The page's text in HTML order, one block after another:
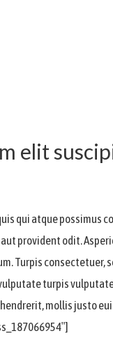
elit
qui atque
provident odit.
Turpis
turpis
mollis justo